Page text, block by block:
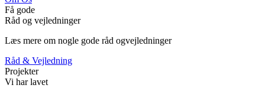
Få gode
Råd og vejledninger
Læs mere om nogle gode råd ogvejledninger
Råd & Vejledning
Projekter
Vi har lavet